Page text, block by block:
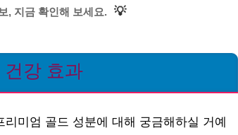
, 지금 확인해 보세요. 💡
건강 효과
리미엄 골드 성분에 대해 궁금해하실 거예